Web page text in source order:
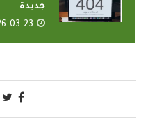
جديدة
03-23